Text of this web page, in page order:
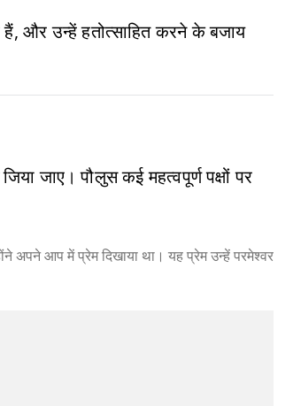
हैं, और उन्हें हतोत्साहित करने के बजाय
जाए। पौलुस कई महत्वपूर्ण पक्षों पर
अपने आप में प्रेम दिखाया था। यह प्रेम उन्हें परमेश्वर